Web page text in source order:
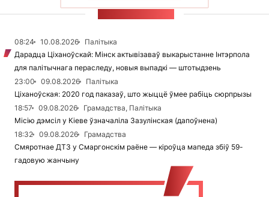
08:24 10.08.2026
Палітыка
Дарадца Ціханоўскай: Мінск актывізаваў выкарыстанне Інтэрпола
для палітычнага пераследу, новыя выпадкі — штотыдзень
23:00
09.08.2026
Палітыка
Ціханоўская: 2020 год паказаў, што жыццё ўмее рабіць сюрпрызы
18:57
09.08.2026
Грамадства, Палітыка
Місію дэмсіл у Кіеве ўзначаліла Зазулінская (дапоўнена)
18:32
09.08.2026
Грамадства
Смяротнае ДТЗ у Смаргонскім раёне — кіроўца мапеда збіў 59-
гадовую жанчыну